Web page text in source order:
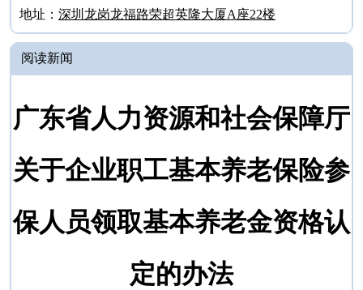
地址： 深圳龙岗龙福路荣超英隆大厦A座22楼
阅读新闻
广东省人力资源和社会保障厅
关于企业职工基本养老保险参
保人员领取基本养老金资格认
定的办法